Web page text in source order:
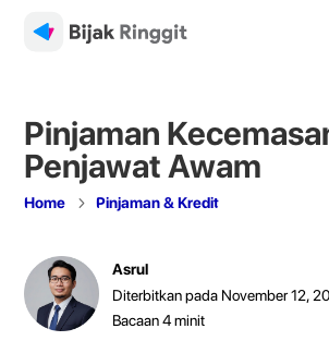
Pinjaman
Penjawat Awam
Home 5 Pinjaman & Kredit
Asrul
Diterbitkan pada November 12,
Bacaan4minit